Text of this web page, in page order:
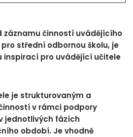
záznamu činností uvádějícího
střední odbornou školu, je
inspirací pro uvádějící učitele
je strukturovaným a
v rámci podpory
jednotlivých fázích
období. Je vhodně